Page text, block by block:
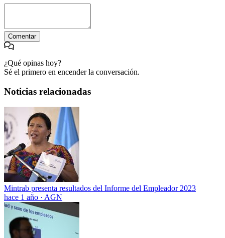
Comentar
¿Qué opinas hoy?
Sé el primero en encender la conversación.
Noticias relacionadas
Mintrab presenta resultados del Informe del Empleador 2023
hace 1 año · AGN